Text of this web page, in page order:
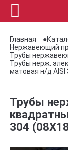
Главная
Нержавеющий
Трубы
Трубы нерж.
матовая н/д AISI
Трубы
304